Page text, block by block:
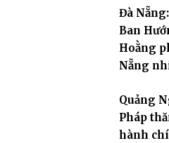
Đà
Ban
Hoằng
Nẵng
Quảng
Pháp
hành